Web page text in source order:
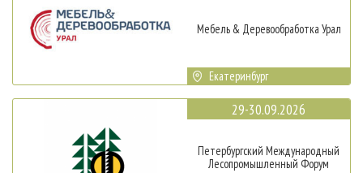
Мебель & Деревообработка Урал
Екатеринбург
29-30.09.2026
Петербургский Международный
Лесопромышленный Форум